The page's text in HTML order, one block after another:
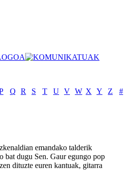
Q R S T U V W X Y Z #
emandako talderik
bat dugu Sen. Gaur egungo pop
dituzte euren kantuak, gitarra